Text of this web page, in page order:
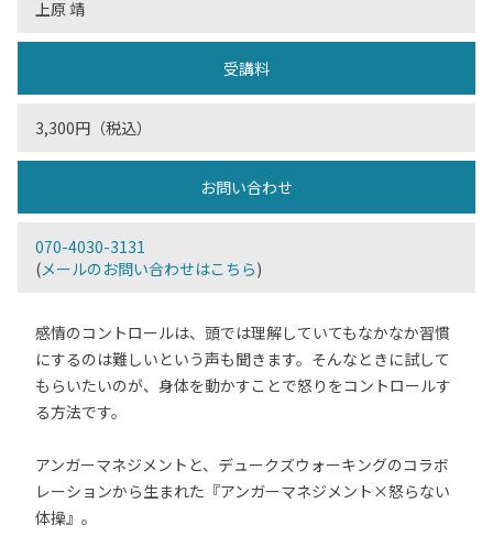
上原 靖
受講料
3,300円（税込）
お問い合わせ
070-4030-3131
(メールのお問い合わせはこちら)
感情のコントロールは、頭では理解していてもなかなか習慣
にするのは難しいという声も聞きます。そんなときに試して
もらいたいのが、身体を動かすことで怒りをコントロールす
る方法です。
アンガーマネジメントと、デュークズウォーキングのコラボ
レーションから生まれた『アンガーマネジメント×怒らない
体操』。